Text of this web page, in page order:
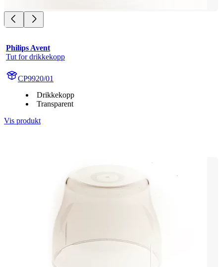
Philips Avent
Tut for drikkekopp
CP9920/01
Drikkekopp
Transparent
Vis produkt